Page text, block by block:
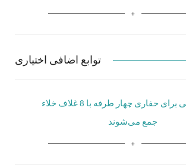
توابع اضافی اختیاری
چهار خروجی برای حفاری چهار طرفه با 8 غلاف خلاء
جمع می‌شوند